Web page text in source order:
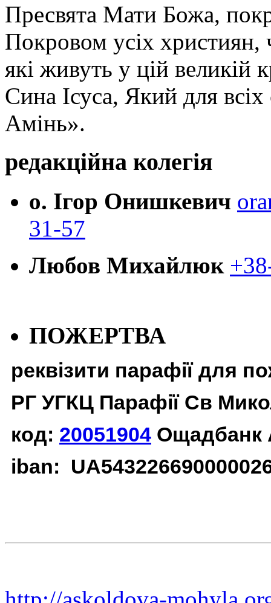
Пресвята Мати Божа,
Покровом усіх християн,
які живуть у цій великій
Сина Ісуса, Який для
Амінь».
редакційна колегія
о. Ігор Онишкевич
31-57
Любов Михайлюк
ПОЖЕРТВА
реквізити парафії для
РГ УГКЦ Парафії Св
код: 20051904 Ощадбанк
iban: